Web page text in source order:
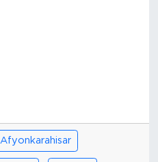
Afyonkarahisar